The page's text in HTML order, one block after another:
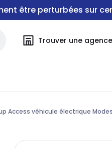
être perturbées sur
Trouver une agence
Access véhicule électrique Modes